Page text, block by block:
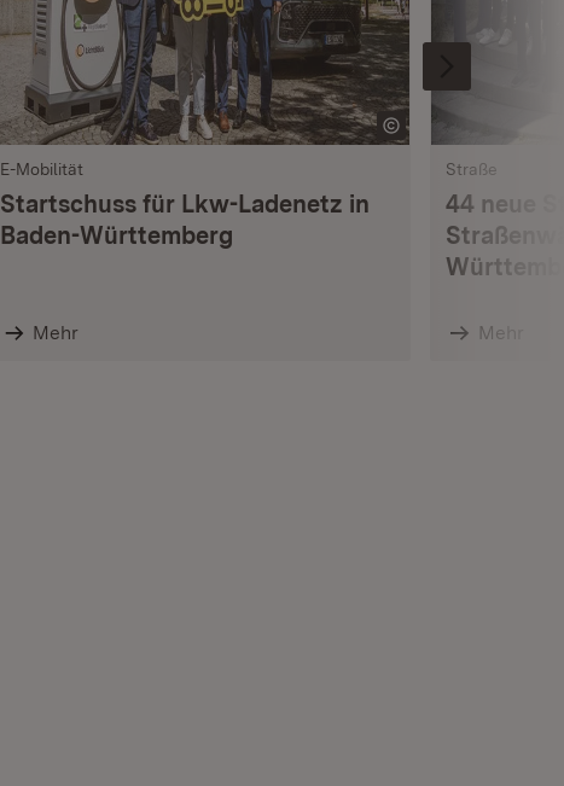
E-Mobilität
Startschuss für Lkw-Ladenetz in
Baden-Württemberg
Mehr
Straße
44 neue
Mehr